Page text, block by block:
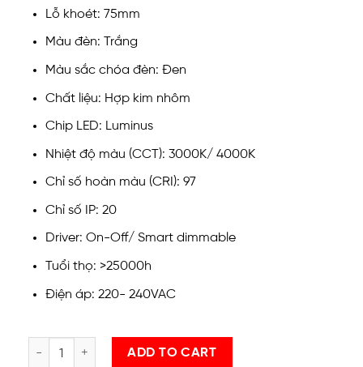
Lỗ khoét: 75mm
Màu đèn: Trắng
Màu sắc chóa đèn: Đen
Chất liệu: Hợp kim nhôm
Chip LED: Luminus
Nhiệt độ màu (CCT): 3000K/ 4000K
Chỉ số hoàn màu (CRI): 97
Chỉ số IP: 20
Driver: On-Off/ Smart dimmable
Tuổi thọ: >25000h
Điện áp: 220- 240VAC
ĐÈN SPOTLIGHT ÂM TRẦN 10W XOAY GÓC On/Off quantity
ADD TO CART